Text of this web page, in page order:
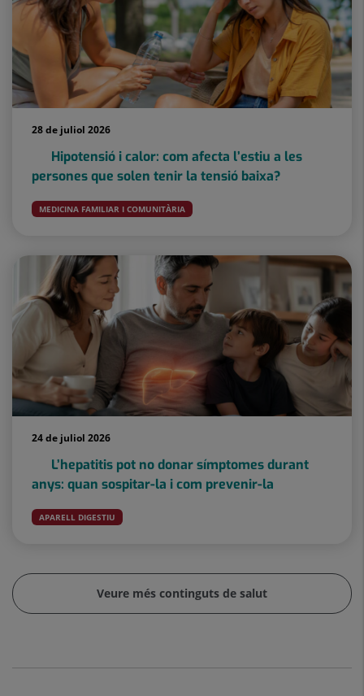
28 de juliol 2026
Hipotensió i calor: com afecta l’estiu a les
persones que solen tenir la tensió baixa?
MEDICINA FAMILIAR I COMUNITÀRIA
24 de juliol 2026
L’hepatitis pot no donar símptomes durant
anys: quan sospitar-la i com prevenir-la
APARELL DIGESTIU
Veure més continguts de salut